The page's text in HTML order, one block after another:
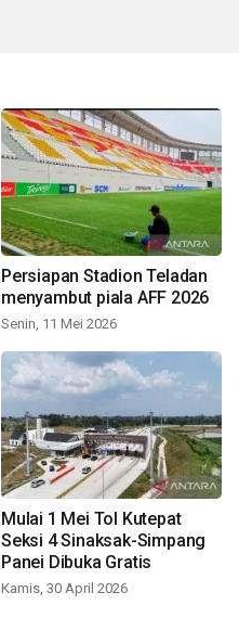
Persiapan Stadion Teladan
menyambut piala AFF 2026
Senin, 11 Mei 2026
Mulai 1 Mei Tol Kutepat
Seksi 4 Sinaksak-Simpang
Panei Dibuka Gratis
Kamis, 30 April 2026